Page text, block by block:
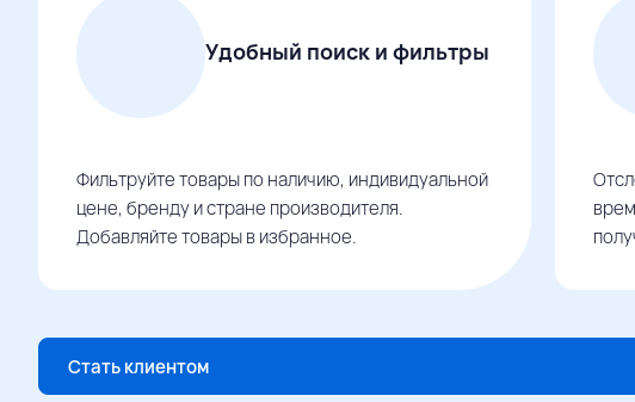
Удобный поиск и фильтры
Фильтруйте товары по наличию, индивидуальной
цене, бренду и стране производителя.
Добавляйте товары в избранное.
Стать клиентом